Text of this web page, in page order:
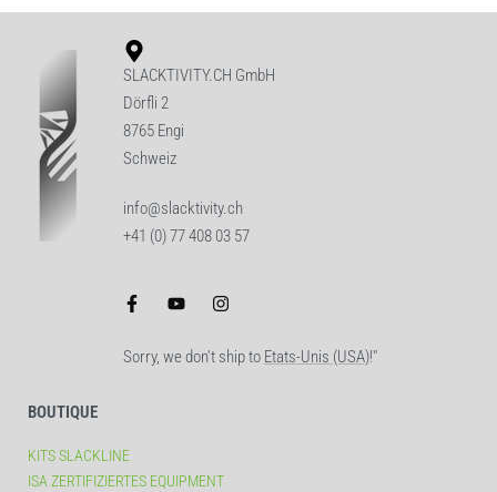
SLACKTIVITY.CH GmbH
Dörfli 2
8765 Engi
Schweiz
info@slacktivity.ch
+41 (0) 77 408 03 57
Sorry, we don't ship to Etats-Unis (USA)!"
BOUTIQUE
KITS SLACKLINE
ISA ZERTIFIZIERTES EQUIPMENT